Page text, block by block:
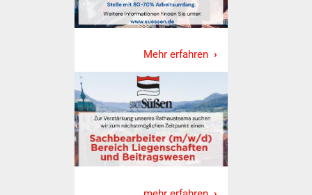
Stadtwerke
Suenergie
Gesundheit und Notfall
Ärzte und Apotheken
Mehr erfahren